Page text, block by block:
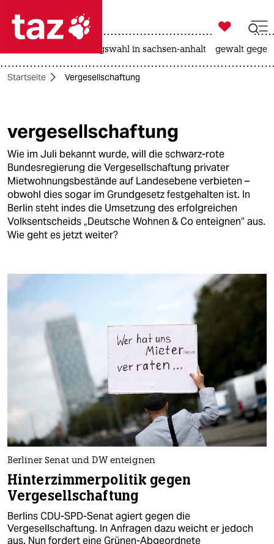
 taz zahl ich
taz zahl ich
politik
öko
gesellschaft
kultur
berlin
nord
wahrheit
veranstaltungen
fragen & hilfe
unterstützen
abo
genossenschaft

taz zahl ich
landtagswahl in sachsen-anhalt gewalt
Startseite Vergesellschaftung
vergesellschaftung
Wie im Juli bekannt wurde, will die schwarz-rote
Bundesregierung die Vergesellschaftung privater
Mietwohnungsbestände auf Landesebene verbieten –
obwohl dies sogar im Grundgesetz festgehalten ist. In
Berlin steht indes die Umsetzung des erfolgreichen
Volksentscheids „Deutsche Wohnen & Co enteignen“ aus.
Wie geht es jetzt weiter?
Berliner Senat und DW enteignen
Hinterzimmerpolitik gegen
Vergesellschaftung
Berlins CDU-SPD-Senat agiert gegen die
Vergesellschaftung. In Anfragen dazu weicht er jedoch
aus. Nun fordert eine Grünen-Abgeordnete